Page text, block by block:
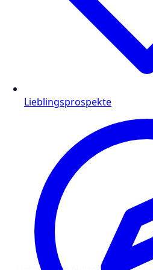
Lieblingsprospekte